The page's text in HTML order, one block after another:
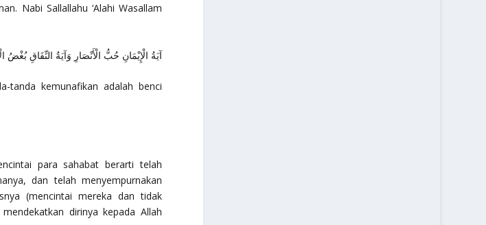
Nabi Sallallahu ‘Alahi Wasallam
آيَةُ الْإِيْمَانِ حُبُّ الْأَنْصَارِ وَآيَةُ النِّفَاقِ بُغْضُ
tanda kemunafikan adalah benci
para sahabat berarti telah
dan telah menyempurnakan
(mencintai mereka dan tidak
dirinya kepada Allah